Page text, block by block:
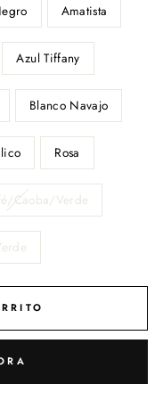
Amatista
Azul Tiffany
Blanco Navajo
Rosa
Caoba/Verde